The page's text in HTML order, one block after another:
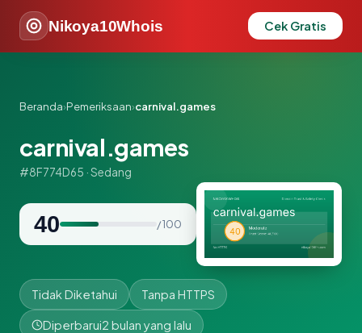
Nikoya10Whois Cek Gratis
Beranda›Pemeriksaan›carnival.games
carnival.games
#8F774D65 · Sedang
40 / 100
Tidak Diketahui Tanpa HTTPS
Diperbarui2 bulan yang lalu